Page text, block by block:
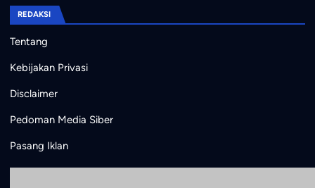
REDAKSI
Tentang
Kebijakan Privasi
Disclaimer
Pedoman Media Siber
Pasang Iklan